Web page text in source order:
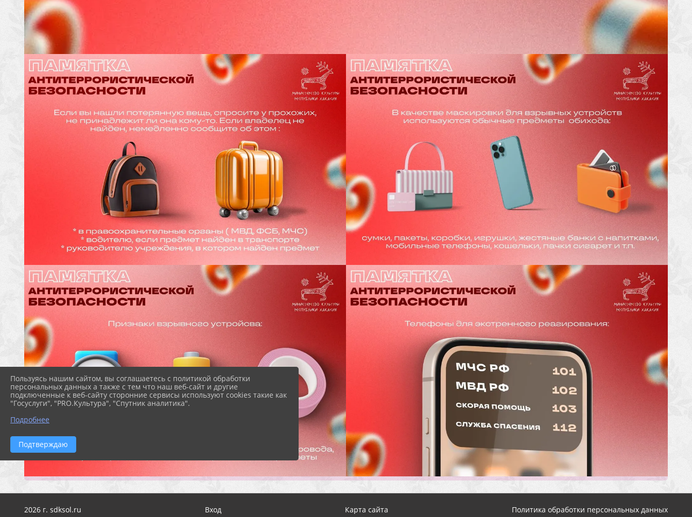
2026 г. sdksol.ru Вход Карта сайта Политика обработки персональных данных
Пользуясь нашим сайтом, вы соглашаетесь с политикой обработки
персональных данных а также с тем что наш веб-сайт и другие
подключенные к веб-сайту сторонние сервисы используют cookies такие как
"Госуслуги", "PRO.Культура", "Спутник аналитика".
Подробнее
Подтверждаю